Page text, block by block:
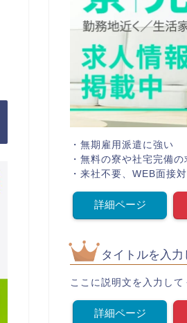
・無期雇用派遣に強い
・無料の寮や社宅完備
・来社不要、WEB面接
詳細ページ
タイトルを入
ここに説明文を入力して
詳細ページ